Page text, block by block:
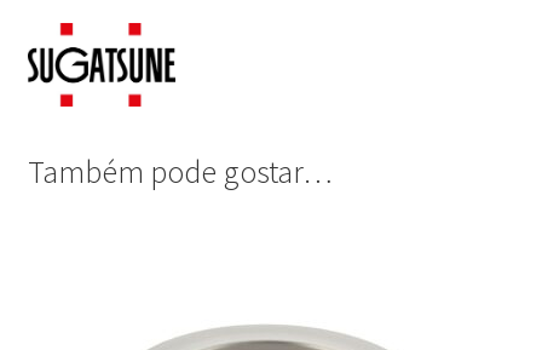
Também pode gostar…